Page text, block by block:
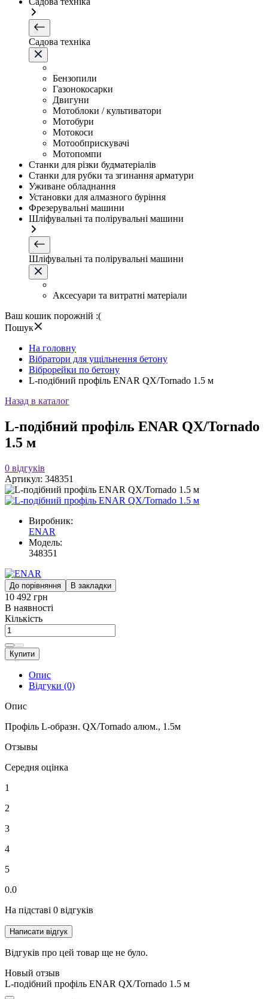
Садова техніка
Бензопили
Газонокосарки
Двигуни
Мотоблоки / культиватори
Мотобури
Мотокоси
Мотообприскувачі
Мотопомпи
Станки для різки будматеріалів
Станки для рубки та згинання арматури
Уживане обладнання
Установки для алмазного буріння
Фрезерувальні машини
Шліфувальні та полірувальні машини
Шліфувальні та полірувальні машини
Аксесуари та витратні матеріали
Ваш кошик порожній :(
Пошук
На головну
Вібратори для ущільнення бетону
Віброрейки по бетону
L-подібний профіль ENAR QX/Tornadо 1.5 м
Назад в каталог
L-подібний профіль ENAR QX/Tornadо
1.5 м
0 відгуків
Артикул: 348351
Виробник:
ENAR
Модель:
348351
До порівняння В закладки
10 492 грн
В наявності
Кількість
Купити
Опис
Відгуки (0)
Опис
Профіль L-образн. QX/Tornado алюм., 1.5м
Отзывы
Середня оцінка
1
2
3
4
5
0.0
На підставі 0 відгуків
Написати відгук
Відгуків про цей товар ще не було.
Новый отзыв
L-подібний профіль ENAR QX/Tornadо 1.5 м